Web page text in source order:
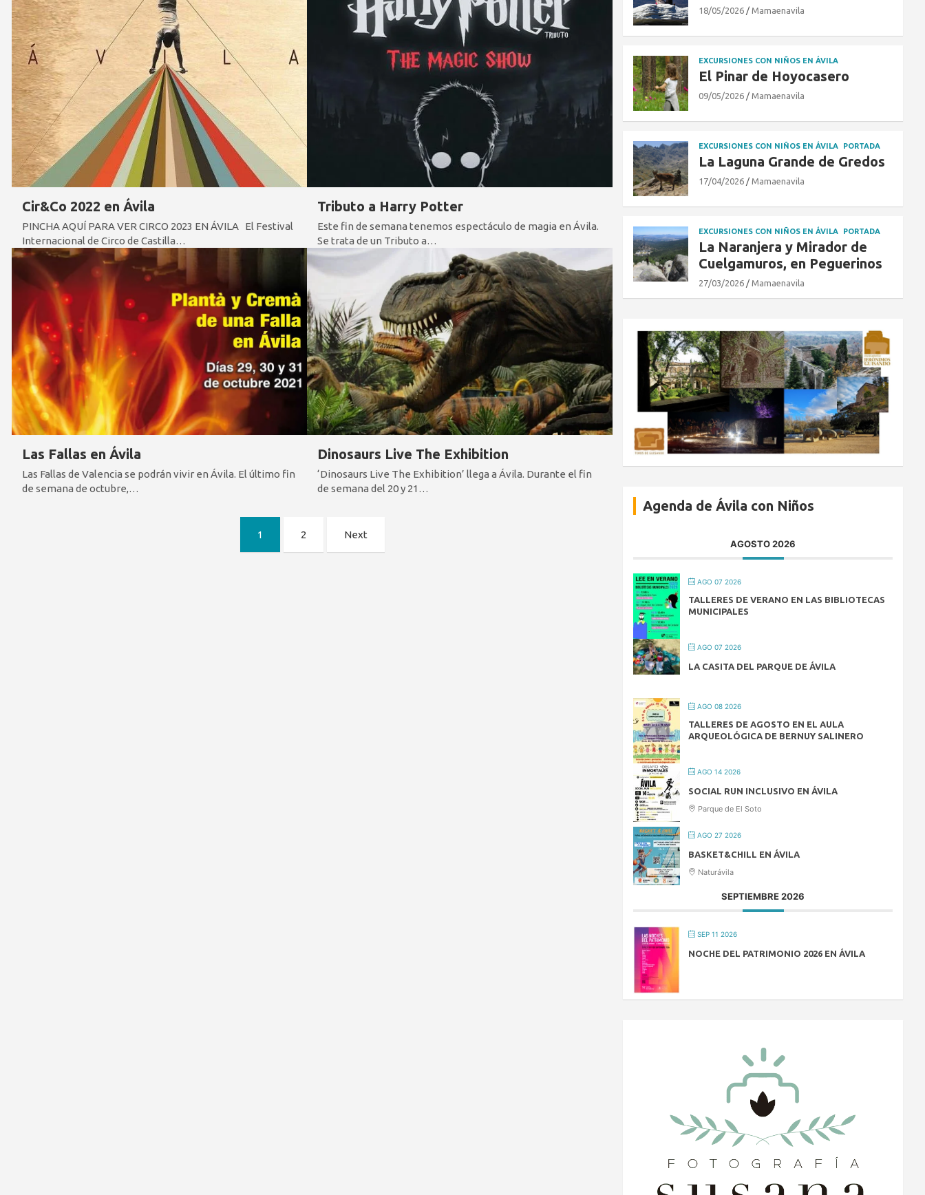
Cir&Co 2022 en Ávila
PINCHA AQUÍ PARA VER CIRCO 2023 EN ÁVILA El Festival
Internacional de Circo de Castilla…
Tributo a Harry Potter
Este fin de semana tenemos espectáculo de magia en Ávila.
Se trata de un Tributo a…
Las Fallas en Ávila
Las Fallas de Valencia se podrán vivir en Ávila. El último fin
de semana de octubre,…
Dinosaurs Live The Exhibition
‘Dinosaurs Live The Exhibition’ llega a Ávila. Durante el fin
de semana del 20 y 21…
1 2 Next
18/05/2026 Mamaenavila
EXCURSIONES CON NIÑOS EN ÁVILA
El Pinar de Hoyocasero
09/05/2026 Mamaenavila
EXCURSIONES CON NIÑOS EN ÁVILA PORTADA
La Laguna Grande de Gredos
17/04/2026 Mamaenavila
EXCURSIONES CON NIÑOS EN ÁVILA PORTADA
La Naranjera y Mirador de
Cuelgamuros, en Peguerinos
27/03/2026 Mamaenavila
Agenda de Ávila con Niños
AGOSTO 2026
AGO 07 2026
TALLERES DE VERANO EN LAS BIBLIOTECAS
MUNICIPALES
AGO 07 2026
LA CASITA DEL PARQUE DE ÁVILA
AGO 08 2026
TALLERES DE AGOSTO EN EL AULA
ARQUEOLÓGICA DE BERNUY SALINERO
AGO 14 2026
SOCIAL RUN INCLUSIVO EN ÁVILA
Parque de El Soto
AGO 27 2026
BASKET&CHILL EN ÁVILA
Naturávila
SEPTIEMBRE 2026
SEP 11 2026
NOCHE DEL PATRIMONIO 2026 EN ÁVILA